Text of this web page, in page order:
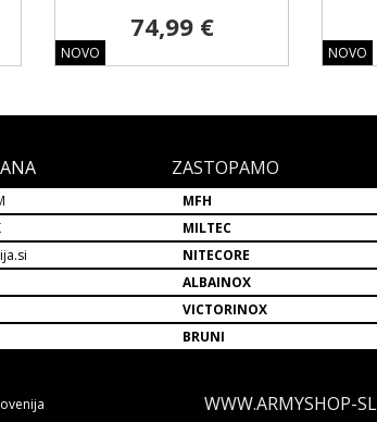
NOVO
74,99 €
NOVO
ZASTOPAMO
MFH
MILTEC
NITECORE
ALBAINOX
VICTORINOX
BRUNI
WWW.ARMYSHOP-